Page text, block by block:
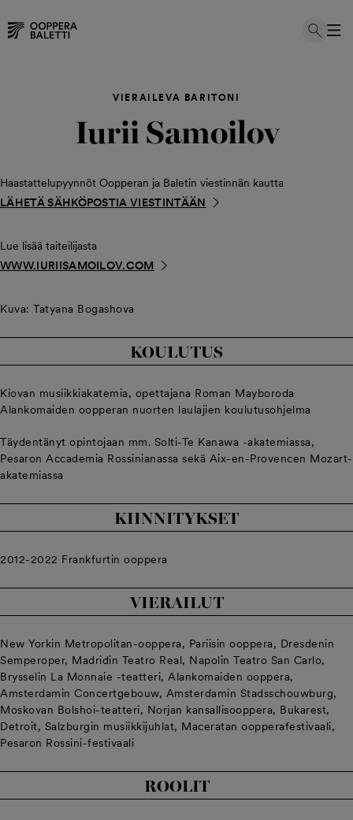
VIERAILEVA BARITONI
Iurii Samoilov
Haastattelupyynnöt Oopperan ja Baletin viestinnän kautta
LÄHETÄ SÄHKÖPOSTIA VIESTINTÄÄN
Lue lisää taiteilijasta
WWW.IURIISAMOILOV.COM
Kuva: Tatyana Bogashova
KOULUTUS
Kiovan musiikkiakatemia, opettajana Roman Mayboroda
Alankomaiden oopperan nuorten laulajien koulutusohjelma
Täydentänyt opintojaan mm. Solti-Te Kanawa -akatemiassa,
Pesaron Accademia Rossinianassa sekä Aix-en-Provencen Mozart-
akatemiassa
KIINNITYKSET
2012-2022 Frankfurtin ooppera
VIERAILUT
New Yorkin Metropolitan-ooppera, Pariisin ooppera, Dresdenin
Semperoper, Madridin Teatro Real, Napolin Teatro San Carlo,
Brysselin La Monnaie -teatteri, Alankomaiden ooppera,
Amsterdamin Concertgebouw, Amsterdamin Stadsschouwburg,
Moskovan Bolshoi-teatteri, Norjan kansallisooppera, Bukarest,
Detroit, Salzburgin musiikkijuhlat, Maceratan oopperafestivaali,
Pesaron Rossini-festivaali
ROOLIT